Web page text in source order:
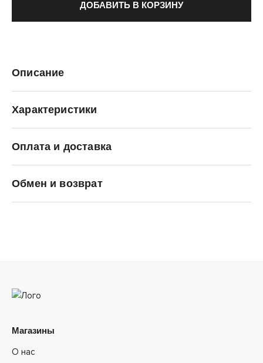
ДОБАВИТЬ В КОРЗИНУ
Описание
Характеристики
Оплата и доставка
Обмен и возврат
Магазины
О нас